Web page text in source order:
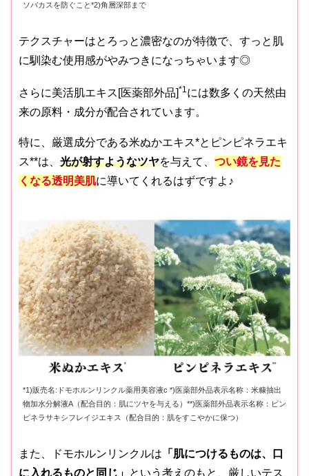
ソバカスを防ぐこと*2)角層深部まで
テクスチャーはとろっと濃密なのが特徴で、すっと肌
に馴染む使用感がやみつきになっちゃいます◎
さらに美活肌エキス[医薬部外品]*1には数多くの天然由
来の原料・成分が配合されています。
特に、厳選成分である米ぬかエキス*とピンピネラエキ
ス**は、 光が射すようなツヤを与えて、 つい鏡を見た
くなる透明美肌に導いてくれるはずですよ♪
*1)販売名:ドモホルンリンクル薬用美容液c *)医薬部外品表示名称：米糠抽出
物加水分解液A（配合目的：肌にツヤを与える）**)医薬部外品表示名称：ピン
ピネラサキシフレイジエキス（配合目的：肌をすこやかに保つ）
また、ドモホルンリンクルは 「肌につけるものは、口
に入れるものと同じ」 という考えのもと、厳しいテス